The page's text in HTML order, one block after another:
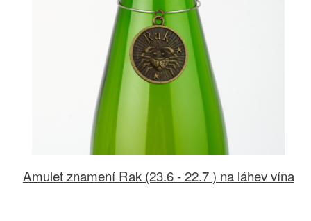
Amulet znamení Rak (23.6 - 22.7 ) na láhev vína